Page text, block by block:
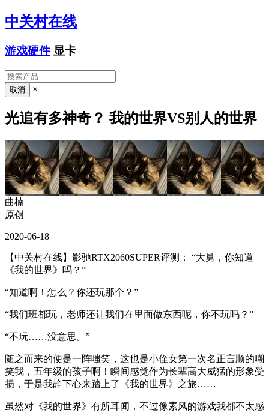
中关村在线
游戏硬件 显卡
×
光追有多神奇？ 我的世界VS别人的世界
曲楠
原创
2020-06-18
【中关村在线】影驰RTX2060SUPER评测：
“大舅，你知道
《我的世界》吗？”
“知道啊！怎么？你还玩那个？”
“我们班都玩，老师还让我们在里面做东西呢，你不玩吗？”
“不玩……没意思。”
随之而来的便是一阵嗤笑，这也是小侄女第一次名正言顺的嘲
笑我，五年级的孩子啊！瞬间感觉作为长辈高大威猛的形象受
损，于是我静下心来踏上了《我的世界》之旅……
虽然对《我的世界》有所耳闻，不过像素风的游戏我都不太感